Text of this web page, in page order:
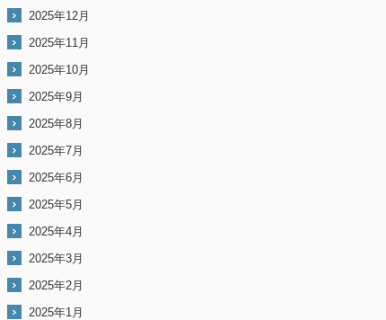
2025年12月
2025年11月
2025年10月
2025年9月
2025年8月
2025年7月
2025年6月
2025年5月
2025年4月
2025年3月
2025年2月
2025年1月